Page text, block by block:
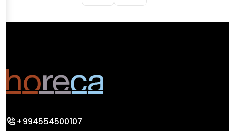
+994554500107